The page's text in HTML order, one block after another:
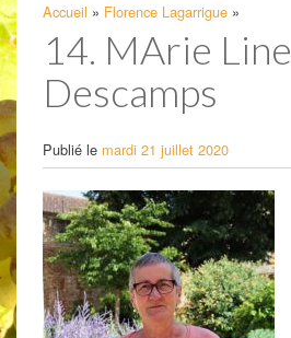
Accueil » Florence Lagarrigue »
14. MArie Line
Descamps
Publié le mardi 21 juillet 2020